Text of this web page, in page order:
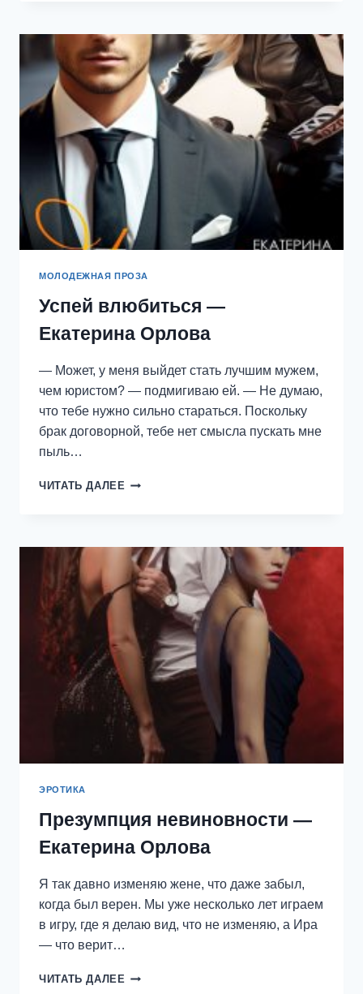
ОРЛОВА
МОЛОДЕЖНАЯ ПРОЗА
Успей влюбиться —
Екатерина Орлова
— Может, у меня выйдет стать лучшим мужем,
чем юристом? — подмигиваю ей. — Не думаю,
что тебе нужно сильно стараться. Поскольку
брак договорной, тебе нет смысла пускать мне
пыль…
ЧИТАТЬ ДАЛЕЕ УСПЕЙ
ОРЛОВА
ЭРОТИКА
Презумпция невиновности —
Екатерина Орлова
Я так давно изменяю жене, что даже забыл,
когда был верен. Мы уже несколько лет играем
в игру, где я делаю вид, что не изменяю, а Ира
— что верит…
ЧИТАТЬ ДАЛЕЕ ПРЕЗУМПЦИЯ